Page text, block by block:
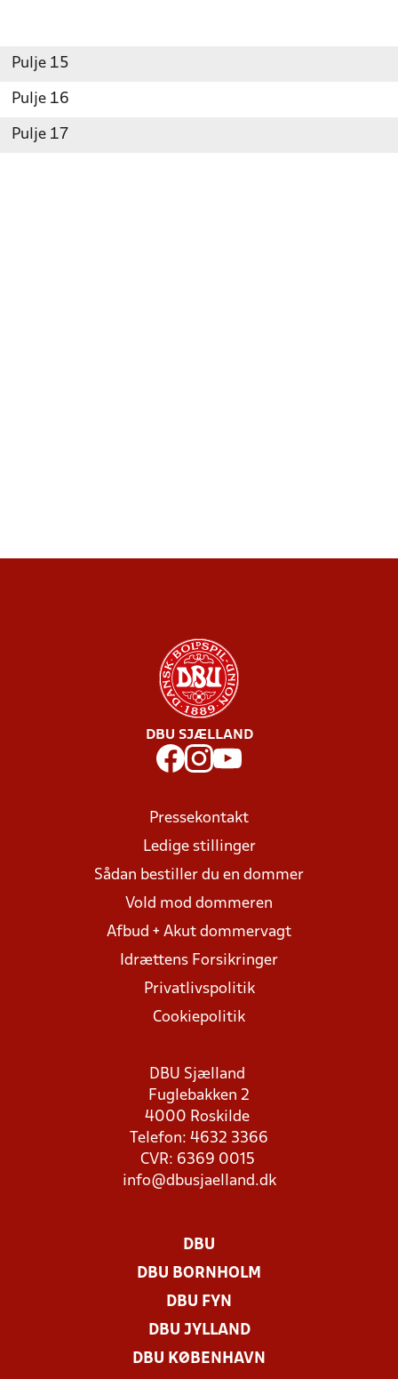
Pulje 15
Pulje 16
Pulje 17
DBU SJÆLLAND
Pressekontakt
Ledige stillinger
Sådan bestiller du en dommer
Vold mod dommeren
Afbud + Akut dommervagt
Idrættens Forsikringer
Privatlivspolitik
Cookiepolitik
DBU Sjælland
Fuglebakken 2
4000 Roskilde
Telefon: 4632 3366
CVR: 6369 0015
info@dbusjaelland.dk
DBU
DBU BORNHOLM
DBU FYN
DBU JYLLAND
DBU KØBENHAVN